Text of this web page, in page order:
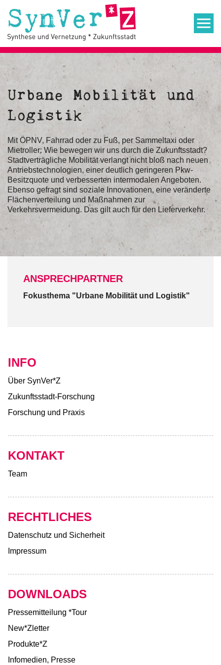
Urbane Mobilität und
Logistik
Mit ÖPNV, Fahrrad oder zu Fuß, per Sammeltaxi oder
Mietroller: Wie bewegen wir uns durch die Zukunftsstadt?
Stadtverträgliche Mobilität verlangt nicht bloß nach neuen
Antriebstechnologien, einer deutlich geringeren Pkw-
Besitzquote und verbesserten intermodalen Angeboten.
Ebenso gefragt sind soziale Innovationen, eine veränderte
Flächenverteilung und Maßnahmen zur
Verkehrsvermeidung. Das gilt auch für den Lieferverkehr.
ANSPRECHPARTNER
Fokusthema "Urbane Mobilität und Logistik"
INFO
Über SynVer*Z
Zukunftsstadt-Forschung
Forschung und Praxis
KONTAKT
Team
RECHTLICHES
Datenschutz und Sicherheit
Impressum
DOWNLOADS
Pressemitteilung *Tour
New*Zletter
Produkte*Z
Infomedien, Presse